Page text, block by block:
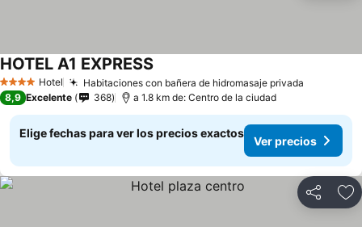
4 EstrellasHotel Habitaciones con bañera de hidromasaje privada
HOTEL A1 EXPRESS
8,9 Excelente 368 a 1.8 km de: Centro de la ciudad
Elige fechas para ver los precios exactos
Ver precios
Compartir